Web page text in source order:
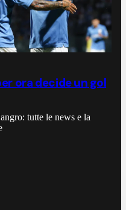
ora decide un gol
tutte le news e la